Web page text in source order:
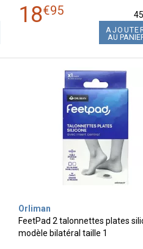
18€95
AU
Orliman
FeetPad 2 talonnettes plates
modèle bilatéral taille 1